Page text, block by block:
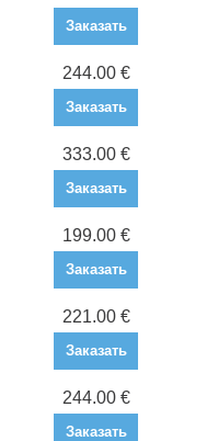
Заказать
244.00 €
Заказать
333.00 €
Заказать
199.00 €
Заказать
221.00 €
Заказать
244.00 €
Заказать